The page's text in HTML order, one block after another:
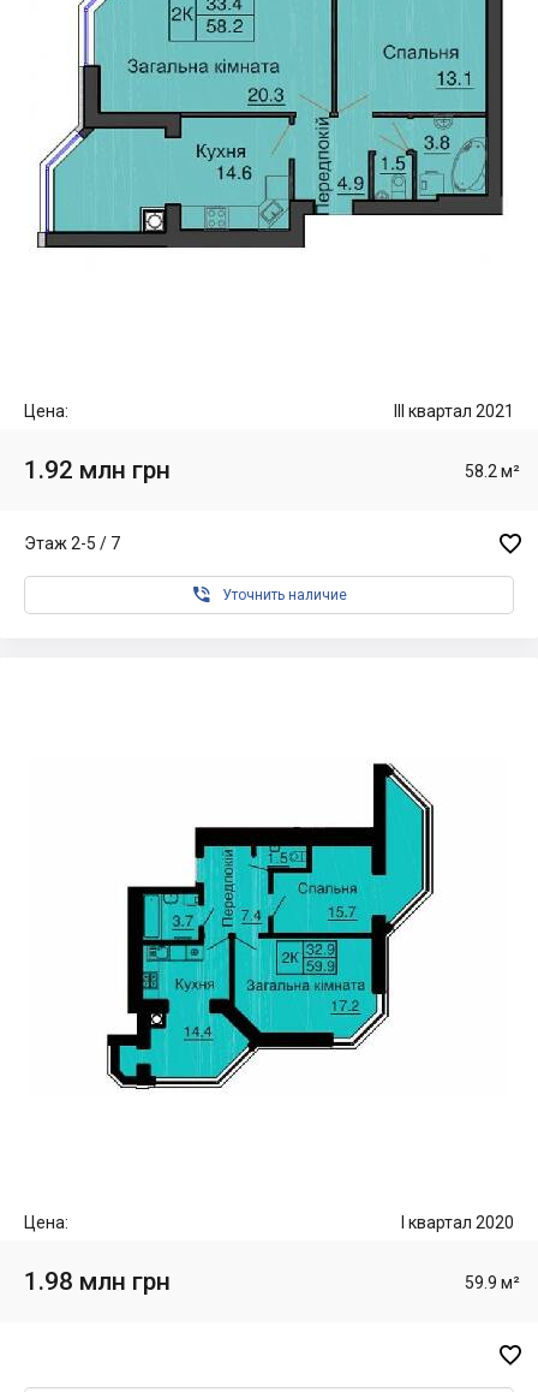
Цена: III квартал 2021
1.92 млн грн 58.2 м²
Этаж 2-5 / 7 
 Уточнить наличие
Цена: I квартал 2020
1.98 млн грн 59.9 м²
